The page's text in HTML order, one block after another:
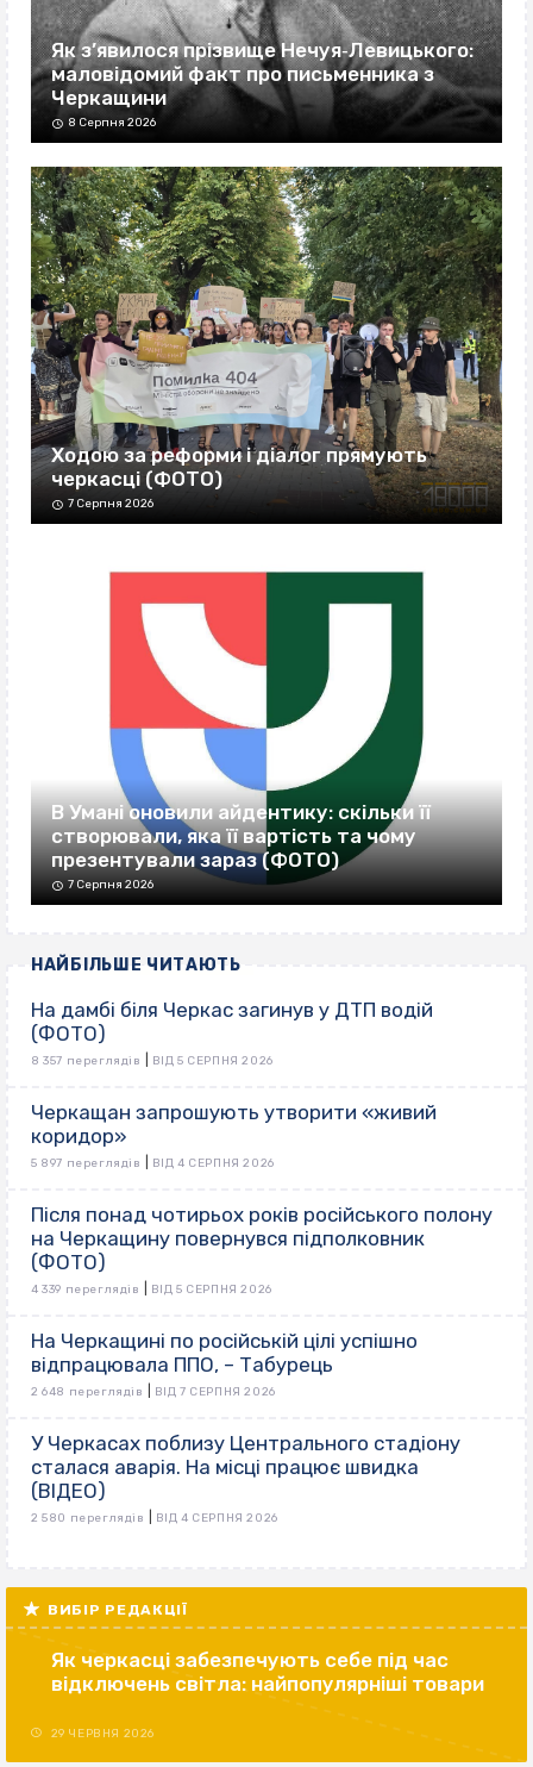
Як з’явилося прізвище Нечуя‐Левицького:
маловідомий факт про письменника з
Черкащини
8 Серпня 2026
Ходою за реформи і діалог прямують
черкасці (ФОТО)
7 Серпня 2026
В Умані оновили айдентику: скільки її
створювали, яка її вартість та чому
презентували зараз (ФОТО)
7 Серпня 2026
НАЙБІЛЬШЕ ЧИТАЮТЬ
На дамбі біля Черкас загинув у ДТП водій
(ФОТО)
8 357 переглядів ВІД 5 СЕРПНЯ 2026
Черкащан запрошують утворити «живий
коридор»
5 897 переглядів ВІД 4 СЕРПНЯ 2026
Після понад чотирьох років російського полону
на Черкащину повернувся підполковник
(ФОТО)
4 339 переглядів ВІД 5 СЕРПНЯ 2026
На Черкащині по російській цілі успішно
відпрацювала ППО, – Табурець
2 648 переглядів ВІД 7 СЕРПНЯ 2026
У Черкасах поблизу Центрального стадіону
сталася аварія. На місці працює швидка
(ВІДЕО)
2 580 переглядів ВІД 4 СЕРПНЯ 2026
ВИБІР РЕДАКЦІЇ
Як черкасці забезпечують себе під час
відключень світла: найпопулярніші товари
29 ЧЕРВНЯ 2026